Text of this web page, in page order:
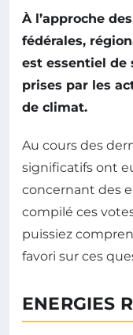
À l’approche
fédérales,
est essentiel de
prises par les
de climat.
Au cours des
significatifs ont
concernant des
compilé ces
puissiez
favori sur ces
ENERGIES